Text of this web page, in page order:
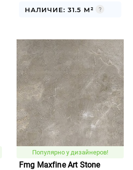
НАЛИЧИЕ: 31.5 М²
Популярно у дизайнеров!
Fmg Maxfine Art Stone